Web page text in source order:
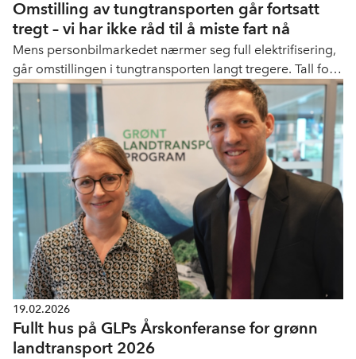
Omstilling av tungtransporten går fortsatt
tregt – vi har ikke råd til å miste fart nå
Mens personbilmarkedet nærmer seg full elektrifisering,
går omstillingen i tungtransporten langt tregere. Tall for
2025 viser lav investeringsvilje, flate kurver – og et
økende behov for bedre rammevilkår.
19.02.2026
Fullt hus på GLPs Årskonferanse for grønn
landtransport 2026